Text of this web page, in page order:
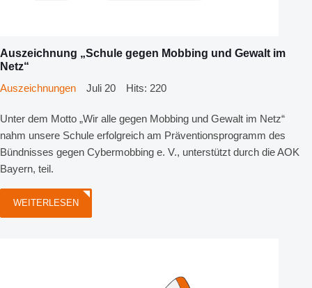
Auszeichnung „Schule gegen Mobbing und Gewalt im
Netz“
Auszeichnungen
Juli 20 Hits: 220
Unter dem Motto „Wir alle gegen Mobbing und Gewalt im Netz“
nahm unsere Schule erfolgreich am Präventionsprogramm des
Bündnisses gegen Cybermobbing e. V., unterstützt durch die AOK
Bayern, teil.
WEITERLESEN